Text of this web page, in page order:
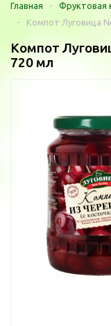
Главная - Фруктовая
-
Компот Луговица
Компот
720 мл